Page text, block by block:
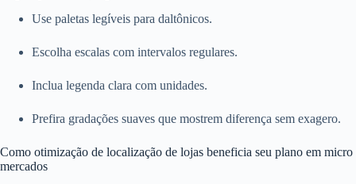
Use paletas legíveis para daltônicos.
Escolha escalas com intervalos regulares.
Inclua legenda clara com unidades.
Prefira gradações suaves que mostrem diferença sem exagero.
Como otimização de localização de lojas beneficia seu plano em micro
mercados